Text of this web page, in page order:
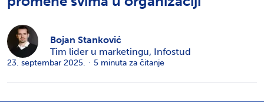
Bojan Stanković
Tim lider u marketingu, Infostud
23. septembar 2025. · 5 minuta za čitanje